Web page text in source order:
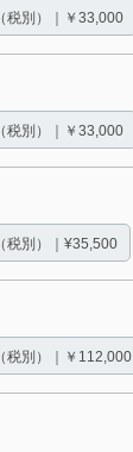
（税別）｜￥33,000
（税別）｜￥33,000
（税別）｜¥35,500
（税別）｜￥112,000